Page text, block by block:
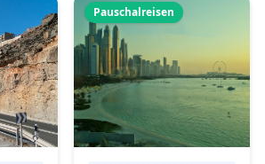
Pauschalreisen